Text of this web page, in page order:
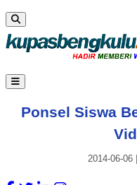
Ponsel Siswa
2014-06-06